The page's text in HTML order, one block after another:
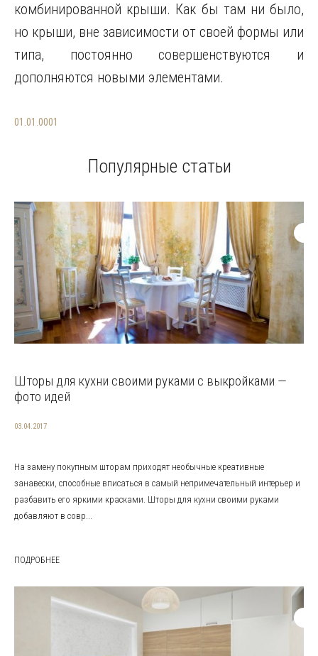
комбинированной крыши. Как бы там ни было,
но крыши, вне зависимости от своей формы или
типа, постоянно совершенствуются и
дополняются новыми элементами.
01.01.0001
Популярные статьи
Шторы для кухни своими руками с выкройками —
фото идей
03.04.2017
На замену покупным шторам приходят необычные креативные
занавески, способные вписаться в самый непримечательный интерьер и
разбавить его яркими красками. Шторы для кухни своими руками
добавляют в совр...
ПОДРОБНЕЕ